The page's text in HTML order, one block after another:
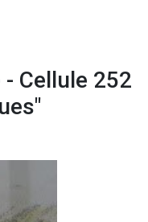
- Cellule 252